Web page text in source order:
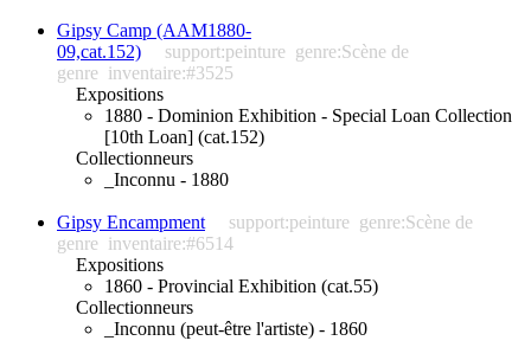
Gipsy Camp (AAM1880-
09,cat.152)
support:peinture genre:Scène de
genre inventaire:#3525
Expositions
1880 - Dominion Exhibition - Special Loan Collection
[10th Loan] (cat.152)
Collectionneurs
_Inconnu - 1880
Gipsy Encampment support:peinture genre:Scène de
genre inventaire:#6514
Expositions
1860 - Provincial Exhibition (cat.55)
Collectionneurs
_Inconnu (peut-être l'artiste) - 1860